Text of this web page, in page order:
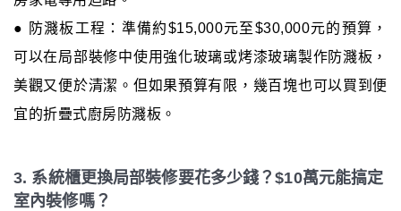
● 防濺板工程：準備約$15,000元至$30,000元的預算，
可以在局部裝修中使用強化玻璃或烤漆玻璃製作防濺板，
美觀又便於清潔。但如果預算有限，幾百塊也可以買到便
宜的折疊式廚房防濺板。
3. 系統櫃更換局部裝修要花多少錢？$10萬元能搞定
室內裝修嗎？